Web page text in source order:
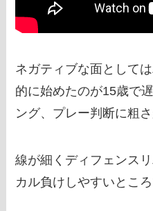
ネガティブな面として
的に始めたのが15歳で
ング、プレー判断に粗
線が細くディフェンス
カル負けしやすいところ